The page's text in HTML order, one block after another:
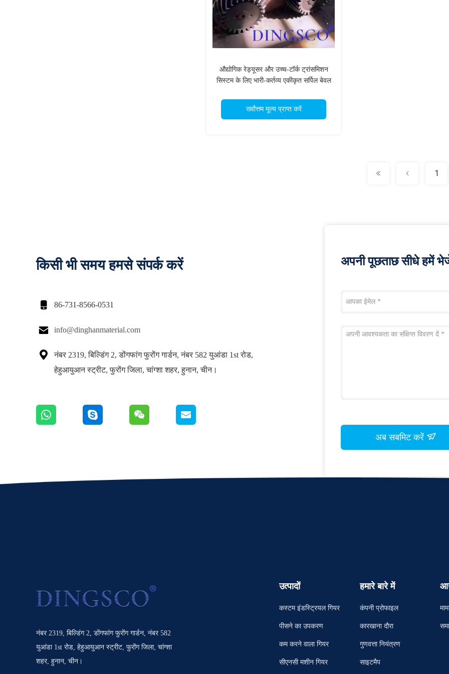
औद्योगिक रेड्यूसर और उच्च-टॉर्क ट्रांसमिशन
सिस्टम के लिए भारी-कर्तव्य एकीकृत सर्पिल बेवल
सर्वोत्तम मूल्य प्राप्त करें
1
किसी भी समय हमसे संपर्क करें
 86-731-8566-0531
 info@dinghanmaterial.com

नंबर 2319, बिल्डिंग 2, डोंगफांग फुरोंग गार्डन, नंबर 582 युआंडा 1st रोड,
हेहुआयुआन स्ट्रीट, फुरोंग जिला, चांग्शा शहर, हुनान, चीन।
अपनी पूछताछ सीधे हमें
अब सबमिट करें
नंबर 2319, बिल्डिंग 2, डोंगफांग फुरोंग गार्डन, नंबर 582
युआंडा 1st रोड, हेहुआयुआन स्ट्रीट, फुरोंग जिला, चांग्शा
शहर, हुनान, चीन।
उत्पादों
कस्टम इंडस्ट्रियल गियर
पीसने का उपकरण
कम करने वाला गियर
सीएनसी मशीन गियर
हमारे बारे में
कंपनी प्रोफाइल
कारखाना दौरा
गुणवत्ता नियंत्रण
साइटमैप